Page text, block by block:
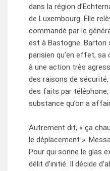
dans la région
de Luxembourg. Elle
commandé par le
est à Bastogne. Barton
parisien qu’en effet,
à une action très
des raisons de
des faits par téléphone,
substance qu’on a
Autrement dit, « ça
le déplacement ».
Pour qui sonne le glas
délit d’initié. Il décide